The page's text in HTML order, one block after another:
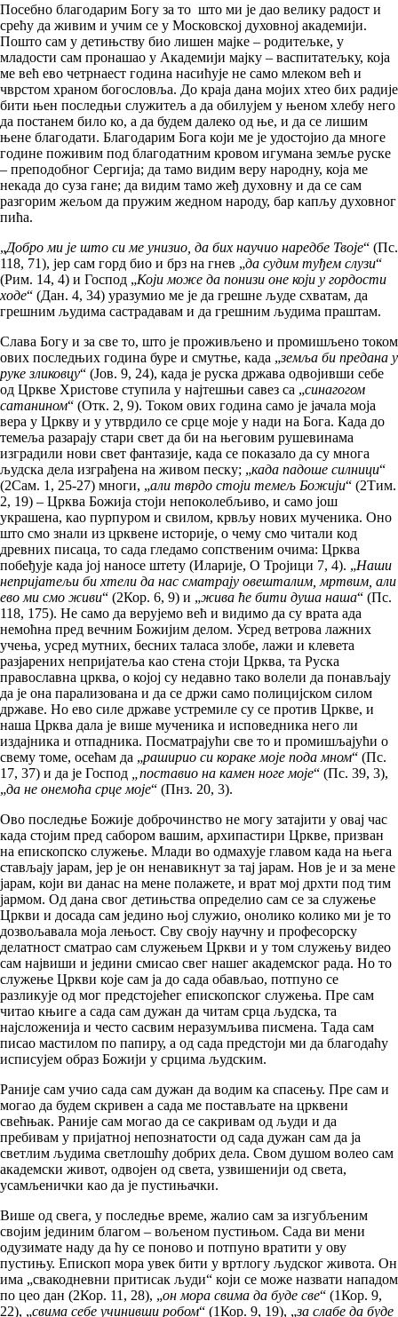
Посебно благодарим Богу за то што ми је дао велику радост и
срећу да живим и учим се у Московској духовној академији.
Пошто сам у детињству био лишен мајке – родитељке, у
младости сам пронашао у Академији мајку – васпитатељку, која
ме већ ево четрнаест година насићује не само млеком већ и
чврстом храном богословља. До краја дана мојих хтео бих радије
бити њен последњи служитељ а да обилујем у њеном хлебу него
да постанем било ко, а да будем далеко од ње, и да се лишим
њене благодати. Благодарим Бога који ме је удостојио да многе
године поживим под благодатним кровом игумана земље руске
– преподобног Сергија; да тамо видим веру народну, која ме
некада до суза гане; да видим тамо жеђ духовну и да се сам
разгорим жељом да пружим жедном народу, бар капљу духовног
пића.
„Добро ми је што си ме унизио, да бих научио наредбе Твоје“ (Пс.
118, 71), јер сам горд био и брз на гнев „да судим туђем слузи“
(Рим. 14, 4) и Господ „Који може да понизи оне који у гордости
ходе“ (Дан. 4, 34) уразумио ме је да грешне људе схватам, да
грешним људима састрадавам и да грешним људима праштам.
Слава Богу и за све то, што је проживљено и промишљено током
ових последњих година буре и смутње, када „земља би предана у
руке зликовцу“ (Јов. 9, 24), када је руска држава одвојивши себе
од Цркве Христове ступила у најтешњи савез са „синагогом
сатанином“ (Отк. 2, 9). Током ових година само је јачала моја
вера у Цркву и у утврдило се срце моје у нади на Бога. Када до
темеља разарају стари свет да би на његовим рушевинама
изградили нови свет фантазије, када се показало да су многа
људска дела изграђена на живом песку; „када падоше силници“
(2Сам. 1, 25-27) многи, „али тврдо стоји темељ Божији“ (2Тим.
2, 19) – Црква Божија стоји непоколебљиво, и само још
украшена, као пурпуром и свилом, крвљу нових мученика. Оно
што смо знали из црквене историје, о чему смо читали код
древних писаца, то сада гледамо сопственим очима: Црква
побеђује када јој наносе штету (Иларије, О Тројици 7, 4). „Наши
непријатељи би хтели да нас сматрају овешталим, мртвим, али
ево ми смо живи“ (2Кор. 6, 9) и „жива ће бити душа наша“ (Пс.
118, 175). Не само да верујемо већ и видимо да су врата ада
немоћна пред вечним Божијим делом. Усред ветрова лажних
учења, усред мутних, бесних таласа злобе, лажи и клевета
разјарених непријатеља као стена стоји Црква, та Руска
православна црква, о којој су недавно тако волели да понављају
да је она парализована и да се држи само полицијском силом
државе. Но ево силе државе устремиле су се против Цркве, и
наша Црква дала је више мученика и исповедника него ли
издајника и отпадника. Посматрајући све то и промишљајући о
свему томе, осећам да „раширио си кораке моје пода мном“ (Пс.
17, 37) и да је Господ
„поставио на камен ноге моје“ (Пс. 39, 3),
„да не онемоћа срце моје“ (Пнз. 20, 3).
Ово последње Божије доброчинство не могу затајити у овај час
када стојим пред сабором вашим, архипастири Цркве, призван
на епископско служење. Млади во одмахује главом када на њега
стављају јарам, јер је он ненавикнут за тај јарам. Нов је и за мене
јарам, који ви данас на мене полажете, и врат мој дрхти под тим
јармом. Од дана свог детињства определио сам се за служење
Цркви и досада сам једино њој служио, онолико колико ми је то
дозвољавала моја лењост. Сву своју научну и професорску
делатност сматрао сам служењем Цркви и у том служењу видео
сам највиши и једини смисао свег нашег академског рада. Но то
служење Цркви које сам ја до сада обављао, потпуно се
разликује од мог предстојећег епископског служења. Пре сам
читао књиге а сада сам дужан да читам срца људска, та
најсложенија и често сасвим неразумљива писмена. Тада сам
писао мастилом по папиру, а од сада предстоји ми да благодаћу
исписујем образ Божији у срцима људским.
Раније сам учио сада сам дужан да водим ка спасењу. Пре сам и
могао да будем скривен а сада ме постављате на црквени
свећњак. Раније сам могао да се сакривам од људи и да
пребивам у пријатној непознатости од сада дужан сам да ја
светлим људима светлошћу добрих дела. Свом душом волео сам
академски живот, одвојен од света, узвишенији од света,
усамљенички као да је пустињачки.
Више од свега, у последње време, жалио сам за изгубљеним
својим јединим благом – вољеном пустињом. Сада ви мени
одузимате наду да ћу се поново и потпуно вратити у ову
пустињу. Епископ мора увек бити у вртлогу људског живота. Он
има „свакодневни притисак људи“ који се може назвати нападом
по цео дан (2Кор. 11, 28), „он мора свима да буде све“ (1Кор. 9,
22), „свима себе учинивши робом“ (1Кор. 9, 19), „за слабе да буде